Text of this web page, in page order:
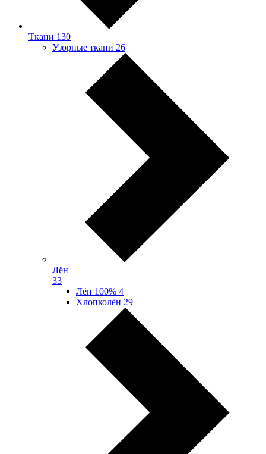
Ткани 130
Узорные ткани 26
Лён
33
Лён 100% 4
Хлопколён 29